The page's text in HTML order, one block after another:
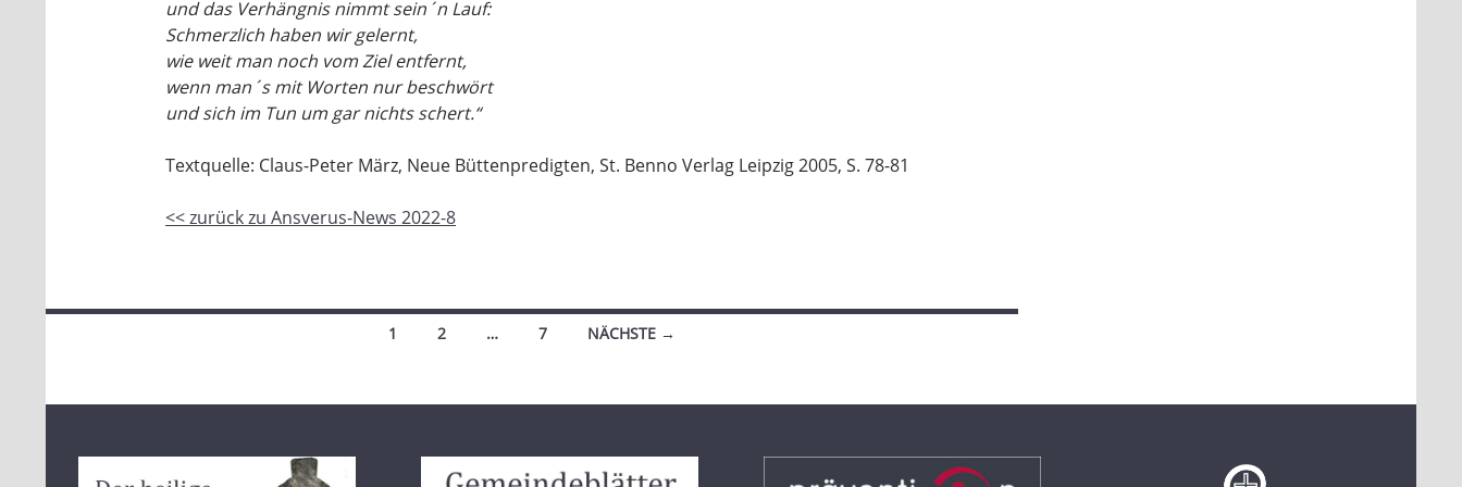
und das Verhängnis nimmt sein´n Lauf:
Schmerzlich haben wir gelernt,
wie weit man noch vom Ziel entfernt,
wenn man´s mit Worten nur beschwört
und sich im Tun um gar nichts schert.“
Textquelle: Claus-Peter März, Neue Büttenpredigten, St. Benno Verlag Leipzig 2005, S. 78-81
<< zurück zu Ansverus-News 2022-8
1 2 … 7 NÄCHSTE →